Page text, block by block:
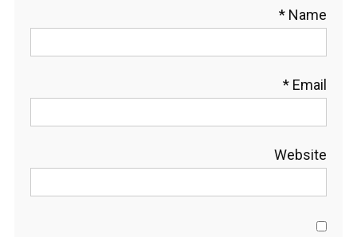
Name
*
Email
*
Website